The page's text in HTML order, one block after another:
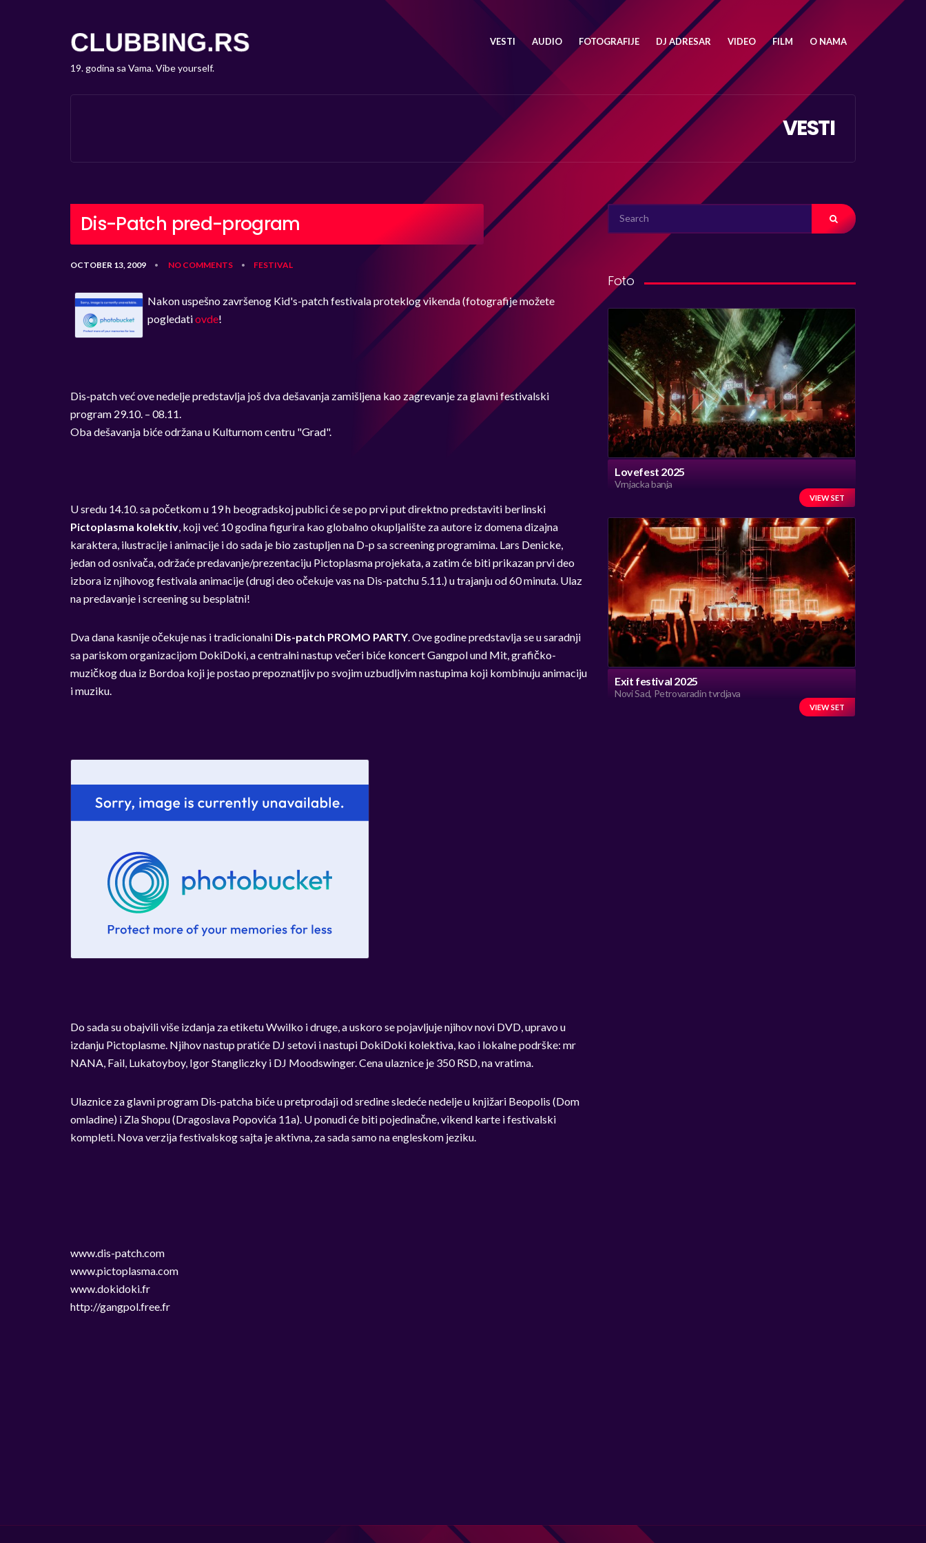
19. godina sa Vama. Vibe yourself.
VESTI AUDIO FOTOGRAFIJE DJ ADRESAR VIDEO FILM O NAMA
VESTI
Dis-Patch pred-program
OCTOBER 13, 2009 • NO COMMENTS • FESTIVAL
Nakon uspešno završenog Kid's-patch festivala proteklog vikenda (fotografije možete
pogledatiovde!
Dis-patch već ove nedelje predstavlja još dva dešavanja zamišljena kao zagrevanje za glavni festivalski
program 29.10. – 08.11.
Oba dešavanja biće održana u Kulturnom centru "Grad".
U sredu 14.10. sa početkom u 19 h beogradskoj publici će se po prvi put direktno predstaviti berlinski
Pictoplasma kolektiv, koji već 10 godina figurira kao globalno okupljalište za autore iz domena dizajna
karaktera, ilustracije i animacije i do sada je bio zastupljen na D-p sa screening programima. Lars Denicke,
jedan od osnivača, održaće predavanje/prezentaciju Pictoplasma projekata, a zatim će biti prikazan prvi deo
izbora iz njihovog festivala animacije (drugi deo očekuje vas na Dis-patchu 5.11.) u trajanju od 60 minuta. Ulaz
na predavanje i screening su besplatni!
Dva dana kasnije očekuje nas i tradicionalni Dis-patch PROMO PARTY. Ove godine predstavlja se u saradnji
sa pariskom organizacijom DokiDoki, a centralni nastup večeri biće koncert Gangpol und Mit, grafičko-
muzičkog dua iz Bordoa koji je postao prepoznatljiv po svojim uzbudljvim nastupima koji kombinuju animaciju
i muziku.
Do sada su obajvili više izdanja za etiketu Wwilko i druge, a uskoro se pojavljuje njihov novi DVD, upravo u
izdanju Pictoplasme. Njihov nastup pratiće DJ setovi i nastupi DokiDoki kolektiva, kao i lokalne podrške: mr
NANA, Fail, Lukatoyboy, Igor Stangliczky i DJ Moodswinger. Cena ulaznice je 350 RSD, na vratima.
Ulaznice za glavni program Dis-patcha biće u pretprodaji od sredine sledeće nedelje u knjižari Beopolis (Dom
omladine) i Zla Shopu (Dragoslava Popovića 11a). U ponudi će biti pojedinačne, vikend karte i festivalski
kompleti. Nova verzija festivalskog sajta je aktivna, za sada samo na engleskom jeziku.
www.dis-patch.com
www.pictoplasma.com
www.dokidoki.fr
http://gangpol.free.fr
SEARCH
FOR:
Foto
Lovefest 2025
Vrnjacka banja
VIEW SET
Exit festival 2025
Novi Sad, Petrovaradin tvrdjava
VIEW SET